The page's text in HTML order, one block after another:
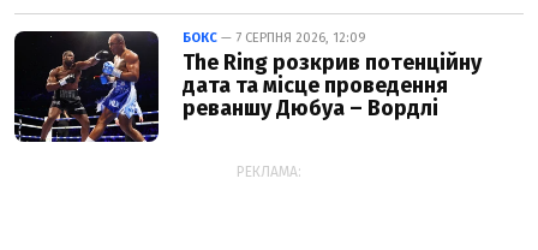
БОКС — 7 СЕРПНЯ 2026, 12:09
The Ring розкрив потенційну
дата та місце проведення
реваншу Дюбуа – Вордлі
РЕКЛАМА: